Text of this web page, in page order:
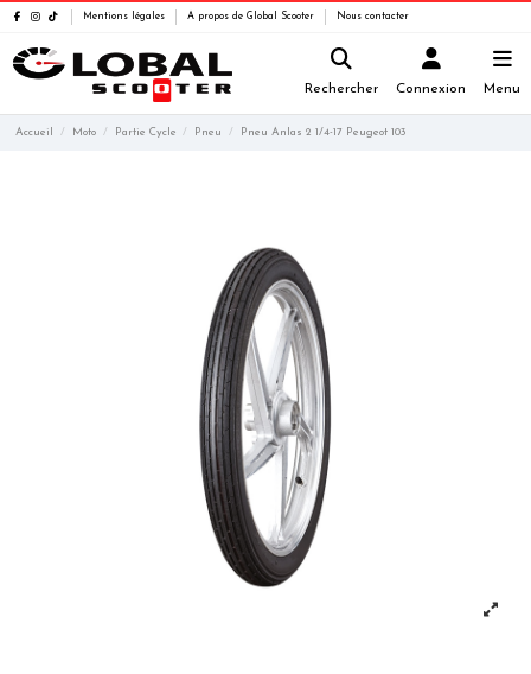
Mentions légales A propos de Global Scooter Nous contacter
Rechercher Connexion Menu
Accueil Moto Partie Cycle Pneu Pneu Anlas 2 1/4-17 Peugeot 103